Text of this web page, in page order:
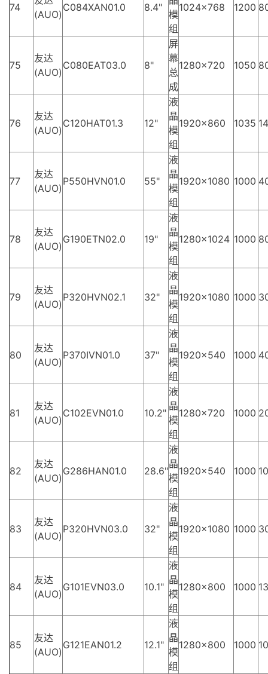
74
(AUO)
C084XAN01.0 8.4"
模
组
1024×768 1200
75
友达
(AUO)
C080EAT03.0 8"
屏
幕
总
成
1280×720 1050
76
友达
(AUO)
C120HAT01.3 12"
液
晶
模
组
1920×860 1035
77
友达
(AUO)
P550HVN01.0 55"
液
晶
模
组
1920×1080 1000
78
友达
(AUO)
G190ETN02.0 19"
液
晶
模
组
1280×1024 1000
79
友达
(AUO)
P320HVN02.1 32"
液
晶
模
组
1920×1080 1000
80
友达
(AUO)
P370IVN01.0 37"
液
晶
模
组
1920×540 1000
81
友达
(AUO)
C102EVN01.0 10.2"
液
晶
模
组
1280×720 1000
82
友达
(AUO)
G286HAN01.0 28.6"
液
晶
模
组
1920×540 1000
83
友达
(AUO)
P320HVN03.0 32"
液
晶
模
组
1920×1080 1000
84
友达
(AUO)
G101EVN03.0 10.1"
液
晶
模
组
1280×800 1000
85
友达
(AUO)
G121EAN01.2 12.1"
液
晶
模
组
1280×800 1000